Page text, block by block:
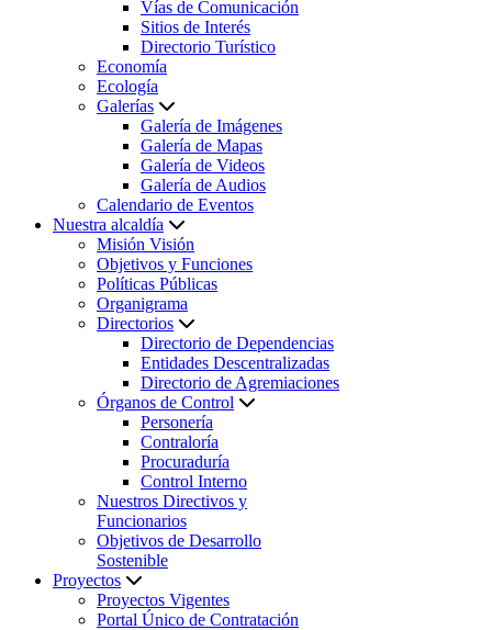
Vías de Comunicación
Sitios de Interés
Directorio Turístico
Economía
Ecología
Galerías
Galería de Imágenes
Galería de Mapas
Galería de Videos
Galería de Audios
Calendario de Eventos
Nuestra alcaldía
Misión Visión
Objetivos y Funciones
Políticas Públicas
Organigrama
Directorios
Directorio de Dependencias
Entidades Descentralizadas
Directorio de Agremiaciones
Órganos de Control
Personería
Contraloría
Procuraduría
Control Interno
Nuestros Directivos y
Funcionarios
Objetivos de Desarrollo
Sostenible
Proyectos
Proyectos Vigentes
Portal Único de Contratación